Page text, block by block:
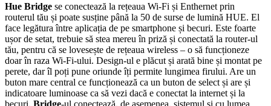
Hue Bridge se conectează la rețeaua Wi-Fi și Enthernet prin
routerul tău și poate susține până la 50 de surse de lumină HUE. El
face legătura între aplicația de pe smartphone și becuri. Este foarte
ușor de setat, trebuie să stea mereu în priză și conectată la router-ul
tău, pentru că se lovesește de rețeaua wireless – o să funcționeze
doar în raza Wi-Fi-ului. Design-ul e plăcut și arată bine și montat pe
perete, dar îl poți pune oriunde îți permite lungimea firului. Are un
buton mare central ce funcționează ca un buton de select și are și
indicatoare luminoase ca să vezi dacă e conectat la internet și la
becuri. Bridge-ul conectează, de asemenea, sistemul și cu lumea